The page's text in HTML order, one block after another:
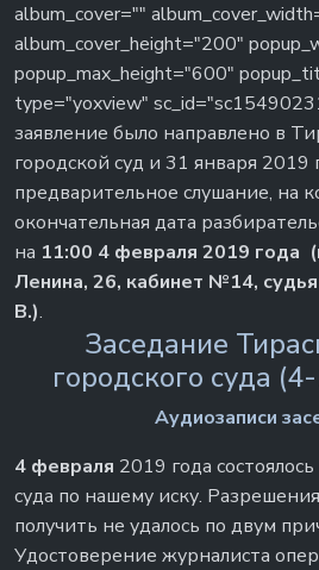
album_cover=""
album_cover_height="200"
popup_max_height="600"
type="yoxview"
заявление было направлено в
городской суд и 31 января 2019
предварительное слушание, на
окончательная дата
на 11:00 4 февраля 2019 года
Ленина, 26, кабинет №14,
В.).
Заседание
городского суда
Аудиозаписи
4 февраля 2019 года
суда по нашему иску.
получить не удалось по двум
Удостоверение журналиста